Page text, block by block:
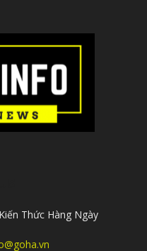
Thức Hàng Ngày